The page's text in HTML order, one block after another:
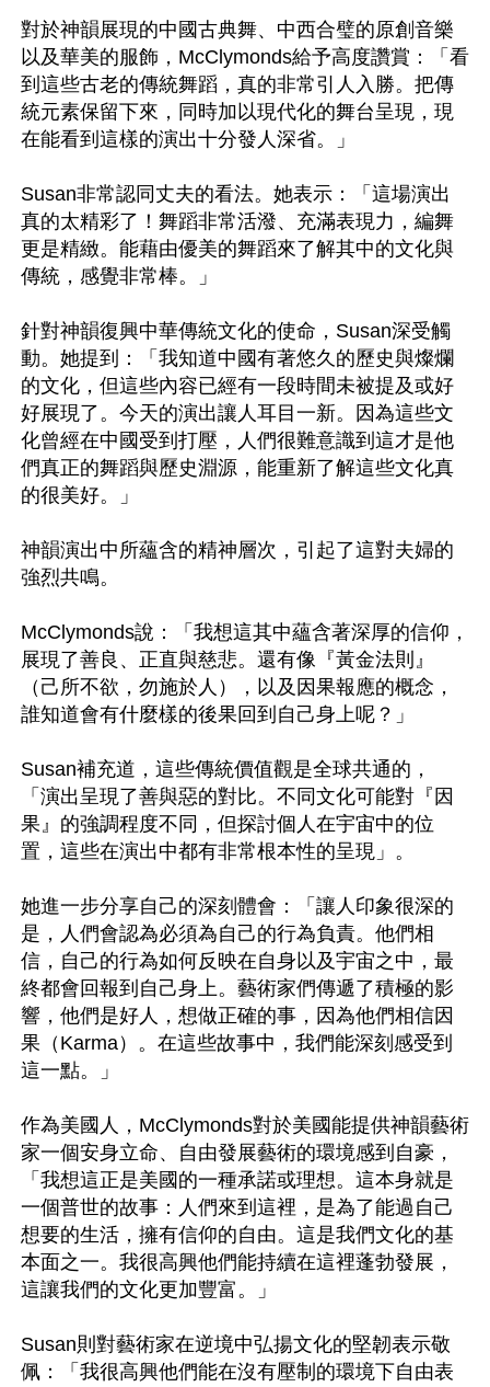
對於神韻展現的中國古典舞、中西合璧的原創音樂
以及華美的服飾，McClymonds給予高度讚賞：「看
到這些古老的傳統舞蹈，真的非常引人入勝。把傳
統元素保留下來，同時加以現代化的舞台呈現，現
在能看到這樣的演出十分發人深省。」
Susan非常認同丈夫的看法。她表示：「這場演出
真的太精彩了！舞蹈非常活潑、充滿表現力，編舞
更是精緻。能藉由優美的舞蹈來了解其中的文化與
傳統，感覺非常棒。」
針對神韻復興中華傳統文化的使命，Susan深受觸
動。她提到：「我知道中國有著悠久的歷史與燦爛
的文化，但這些內容已經有一段時間未被提及或好
好展現了。今天的演出讓人耳目一新。因為這些文
化曾經在中國受到打壓，人們很難意識到這才是他
們真正的舞蹈與歷史淵源，能重新了解這些文化真
的很美好。」
神韻演出中所蘊含的精神層次，引起了這對夫婦的
強烈共鳴。
McClymonds說：「我想這其中蘊含著深厚的信仰，
展現了善良、正直與慈悲。還有像『黃金法則』
（己所不欲，勿施於人），以及因果報應的概念，
誰知道會有什麼樣的後果回到自己身上呢？」
Susan補充道，這些傳統價值觀是全球共通的，
「演出呈現了善與惡的對比。不同文化可能對『因
果』的強調程度不同，但探討個人在宇宙中的位
置，這些在演出中都有非常根本性的呈現」。
她進一步分享自己的深刻體會：「讓人印象很深的
是，人們會認為必須為自己的行為負責。他們相
信，自己的行為如何反映在自身以及宇宙之中，最
終都會回報到自己身上。藝術家們傳遞了積極的影
響，他們是好人，想做正確的事，因為他們相信因
果（Karma）。在這些故事中，我們能深刻感受到
這一點。」
作為美國人，McClymonds對於美國能提供神韻藝術
家一個安身立命、自由發展藝術的環境感到自豪，
「我想這正是美國的一種承諾或理想。這本身就是
一個普世的故事：人們來到這裡，是為了能過自己
想要的生活，擁有信仰的自由。這是我們文化的基
本面之一。我很高興他們能持續在這裡蓬勃發展，
這讓我們的文化更加豐富。」
Susan則對藝術家在逆境中弘揚文化的堅韌表示敬
佩：「我很高興他們能在沒有壓制的環境下自由表